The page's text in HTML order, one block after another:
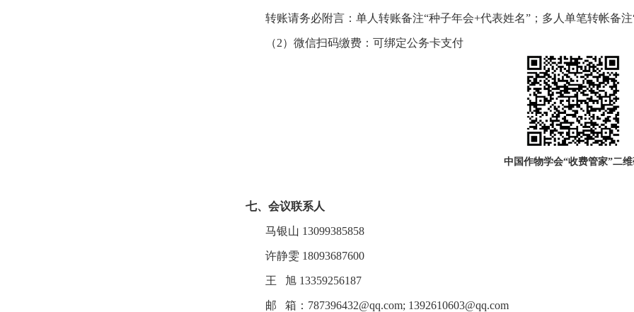
转账请务必附言：单人转账备注“种子年会+代表姓名”；多人单笔转帐备
（2）微信扫码缴费：可绑定公务卡支付
中国作物学会“收费管家”二维
七、会议联系人
马银山 13099385858
许静雯 18093687600
王 旭 13359256187
邮 箱：787396432@qq.com; 1392610603@qq.com